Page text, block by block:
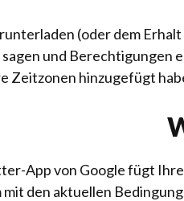
(oder dem
sagen und
Zeitzonen hinzugefügt
App von Google fügt
mit den aktuellen